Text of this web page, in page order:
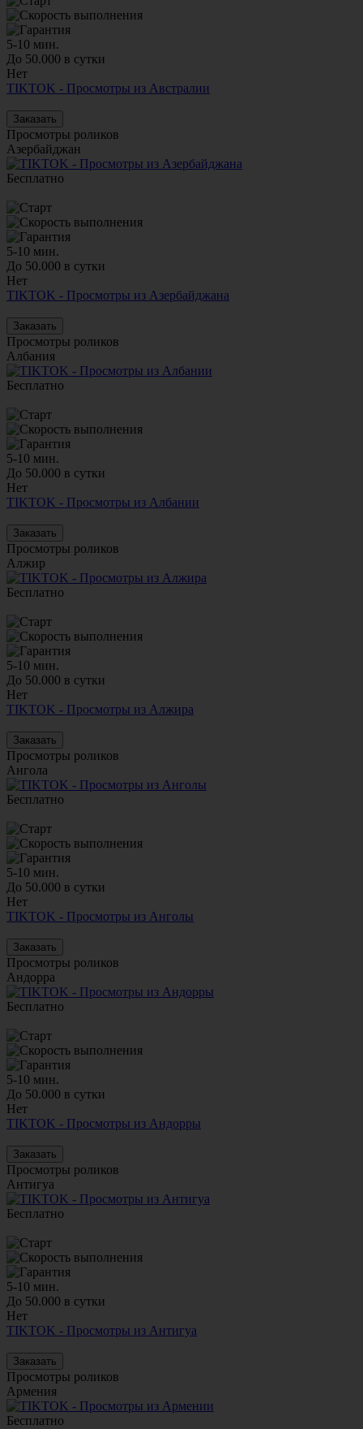
5-10 мин.
До 50.000 в сутки
Нет
TIKTOK - Просмотры из Австралии
Заказать
Просмотры роликов
Азербайджан
Бесплатно
5-10 мин.
До 50.000 в сутки
Нет
TIKTOK - Просмотры из Азербайджана
Заказать
Просмотры роликов
Албания
Бесплатно
5-10 мин.
До 50.000 в сутки
Нет
TIKTOK - Просмотры из Албании
Заказать
Просмотры роликов
Алжир
Бесплатно
5-10 мин.
До 50.000 в сутки
Нет
TIKTOK - Просмотры из Алжира
Заказать
Просмотры роликов
Ангола
Бесплатно
5-10 мин.
До 50.000 в сутки
Нет
TIKTOK - Просмотры из Анголы
Заказать
Просмотры роликов
Андорра
Бесплатно
5-10 мин.
До 50.000 в сутки
Нет
TIKTOK - Просмотры из Андорры
Заказать
Просмотры роликов
Антигуа
Бесплатно
5-10 мин.
До 50.000 в сутки
Нет
TIKTOK - Просмотры из Антигуа
Заказать
Просмотры роликов
Армения
Бесплатно